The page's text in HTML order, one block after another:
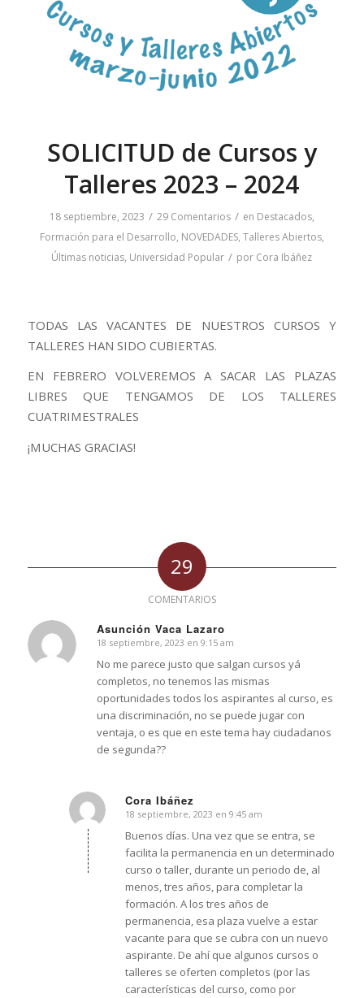
SOLICITUD de Cursos y
Talleres 2023 – 2024
18 septiembre, 2023 / 29 Comentarios / en Destacados,
Formación para el Desarrollo, NOVEDADES, Talleres Abiertos,
Últimas noticias, Universidad Popular / por Cora Ibáñez
TODAS LAS VACANTES DE NUESTROS CURSOS Y
TALLERES HAN SIDO CUBIERTAS.
EN FEBRERO VOLVEREMOS A SACAR LAS PLAZAS
LIBRES QUE TENGAMOS DE LOS TALLERES
CUATRIMESTRALES
¡MUCHAS GRACIAS!
29
COMENTARIOS
Asunción Vaca Lazaro
Dice:
18 septiembre, 2023 en 9:15 am
No me parece justo que salgan cursos yá
completos, no tenemos las mismas
oportunidades todos los aspirantes al curso, es
una discriminación, no se puede jugar con
ventaja, o es que en este tema hay ciudadanos
de segunda??
Cora Ibáñez
Dice:
18 septiembre, 2023 en 9:45 am
Buenos días. Una vez que se entra, se
facilita la permanencia en un determinado
curso o taller, durante un periodo de, al
menos, tres años, para completar la
formación. A los tres años de
permanencia, esa plaza vuelve a estar
vacante para que se cubra con un nuevo
aspirante. De ahí que algunos cursos o
talleres se oferten completos (por las
características del curso, como por